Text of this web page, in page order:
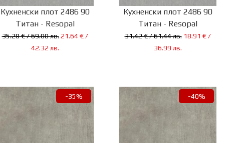
Кухненски плот 2486 90
Титан - Resopal
35.28 € / 69.00 лв. 21.64 € /
42.32 лв.
Кухненски плот 2486 90
Титан - Resopal
31.42 € / 61.44 лв. 18.91 € /
36.99 лв.
-35% -40%